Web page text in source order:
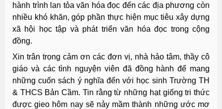
hành trình lan tỏa văn hóa đọc đến các địa phương còn
nhiều khó khăn, góp phần thực hiện mục tiêu xây dựng
xã hội học tập và phát triển văn hóa đọc trong cộng
đồng.
Xin trân trọng cảm ơn các đơn vị, nhà hảo tâm, thầy cô
giáo và các tình nguyện viên đã đồng hành để mang
những cuốn sách ý nghĩa đến với học sinh Trường TH
& THCS Bản Cầm. Tin rằng từ những hạt giống tri thức
được gieo hôm nay sẽ nảy mầm thành những ước mơ